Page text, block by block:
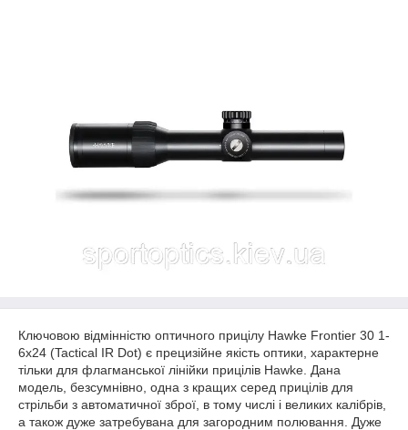
Ключовою відмінністю оптичного прицілу Hawke Frontier 30 1-
6x24 (Tactical IR Dot) є прецизійне якість оптики, характерне
тільки для флагманської лінійки прицілів Hawke. Дана
модель, безсумнівно, одна з кращих серед прицілів для
стрільби з автоматичної зброї, в тому числі і великих калібрів,
а також дуже затребувана для загородним полювання. Дуже